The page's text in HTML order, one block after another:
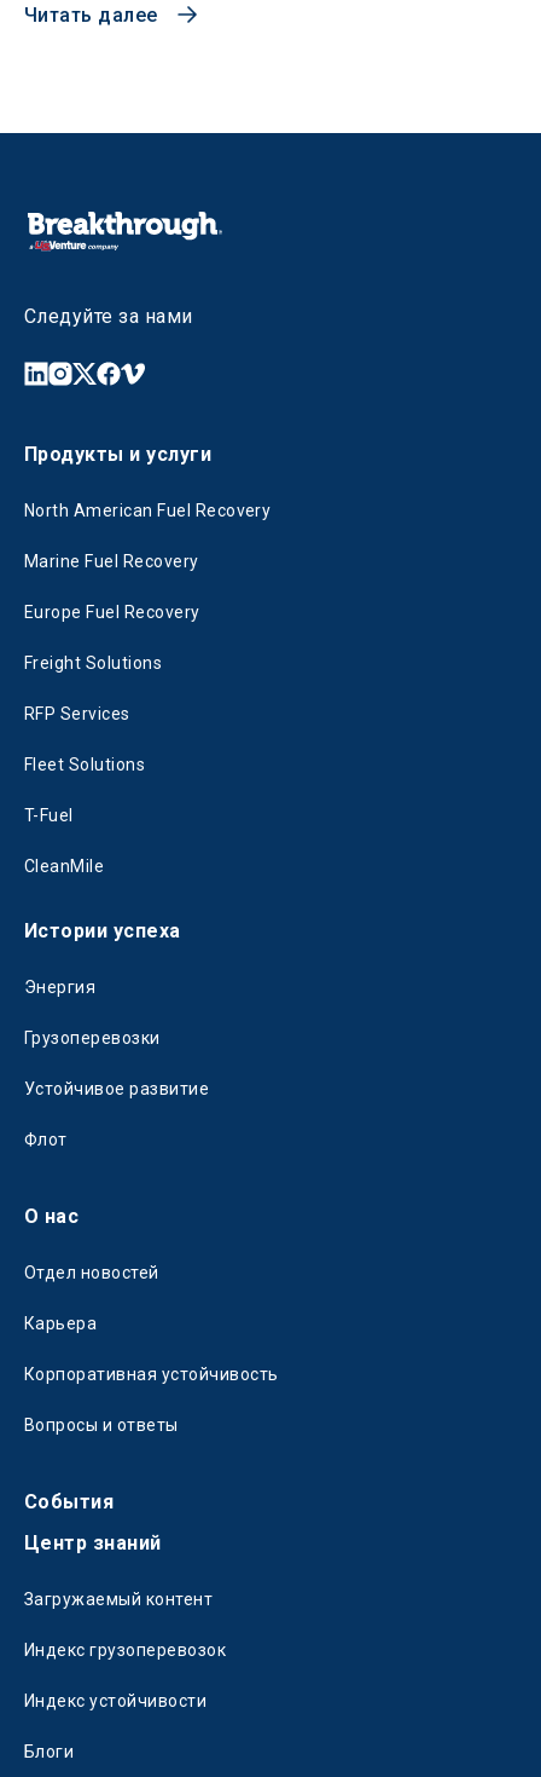
Читать далее
Следуйте за нами
Продукты и услуги
North American Fuel Recovery
Marine Fuel Recovery
Europe Fuel Recovery
Freight Solutions
RFP Services
Fleet Solutions
T-Fuel
CleanMile
Истории успеха
Энергия
Грузоперевозки
Устойчивое развитие
Флот
О нас
Отдел новостей
Карьера
Корпоративная устойчивость
Вопросы и ответы
События
Центр знаний
Загружаемый контент
Индекс грузоперевозок
Индекс устойчивости
Блоги